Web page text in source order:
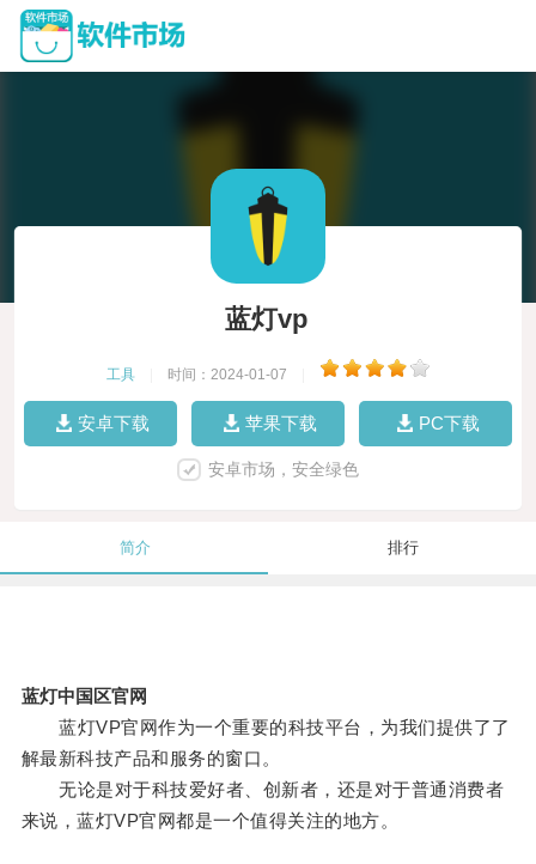
蓝灯vp
工具 时间：2024-01-07
安卓下载 苹果下载 PC下载
安卓市场，安全绿色
简介 排行
蓝灯中国区官网
蓝灯VP官网作为一个重要的科技平台，为我们提供了了
解最新科技产品和服务的窗口。
无论是对于科技爱好者、创新者，还是对于普通消费者
来说，蓝灯VP官网都是一个值得关注的地方。